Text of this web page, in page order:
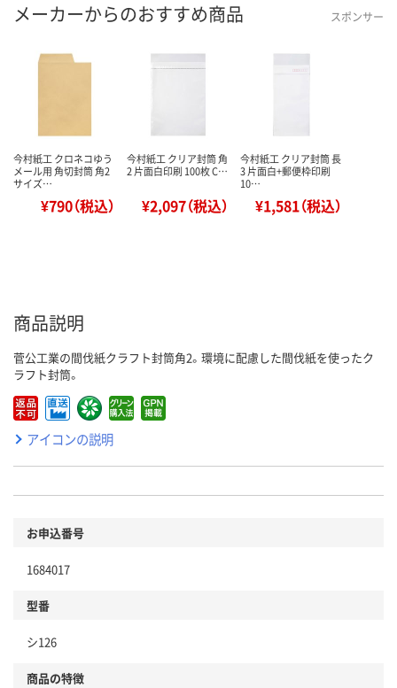
メーカーからのおすすめ商品 スポンサー
今村紙工 クロネコゆう
メール用 角切封筒 角2
サイズ…
¥790（税込）
今村紙工 クリア封筒 角
2 片面白印刷 100枚 C…
¥2,097（税込）
今村紙工 クリア封筒 長
3 片面白+郵便枠印刷
10…
¥1,581（税込）
商品説明
菅公工業の間伐紙クラフト封筒角2。環境に配慮した間伐紙を使ったク
ラフト封筒。
アイコンの説明
お申込番号
1684017
型番
シ126
商品の特徴